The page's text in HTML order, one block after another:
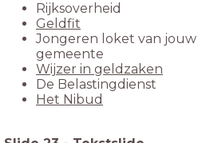
Rijksoverheid
Geldfit
Jongeren loket van jouw
gemeente
Wijzer in geldzaken
De Belastingdienst
Het Nibud